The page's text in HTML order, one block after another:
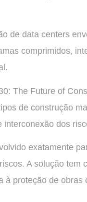
de data centers
comprimidos,
The Future of
de construção
dos
exatamente
A solução tem
à proteção de